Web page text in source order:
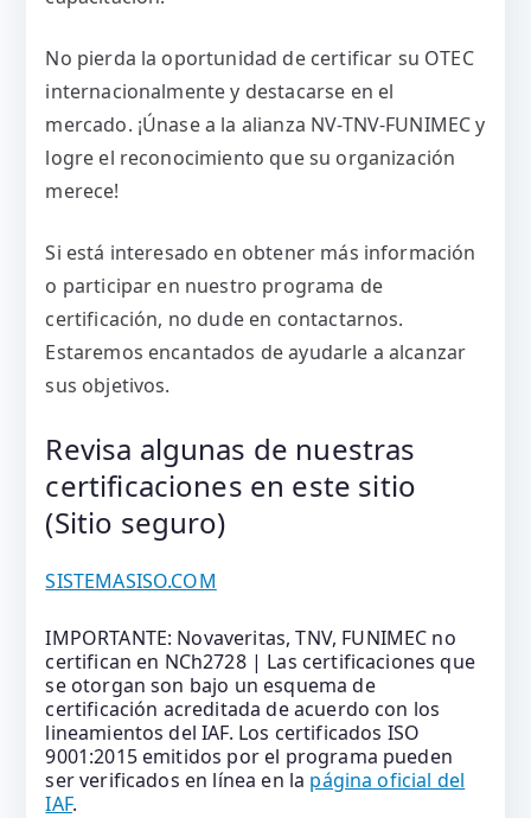
No pierda la oportunidad de certificar su OTEC
internacionalmente y destacarse en el
mercado. ¡Únase a la alianza NV-TNV-FUNIMEC y
logre el reconocimiento que su organización
merece!
Si está interesado en obtener más información
o participar en nuestro programa de
certificación, no dude en contactarnos.
Estaremos encantados de ayudarle a alcanzar
sus objetivos.
Revisa algunas de nuestras
certificaciones en este sitio
(Sitio seguro)
SISTEMASISO.COM
IMPORTANTE: Novaveritas, TNV, FUNIMEC no
certifican en NCh2728 | Las certificaciones que
se otorgan son bajo un esquema de
certificación acreditada de acuerdo con los
lineamientos del IAF. Los certificados ISO
9001:2015 emitidos por el programa pueden
ser verificados en línea en la página oficial del
IAF.